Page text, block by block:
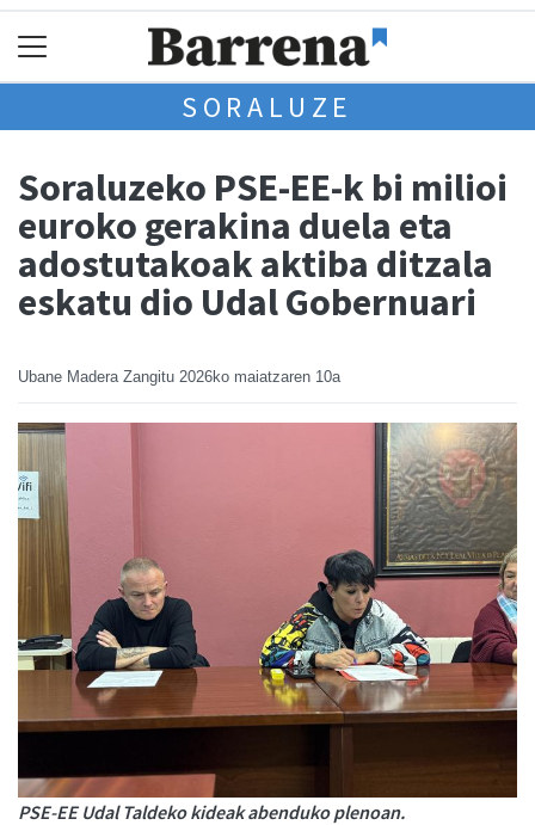
SORALUZE
Soraluzeko PSE-EE-k bi milioi
euroko gerakina duela eta
adostutakoak aktiba ditzala
eskatu dio Udal Gobernuari
Ubane Madera Zangitu 2026ko maiatzaren 10a
PSE-EE Udal Taldeko kideak abenduko plenoan.